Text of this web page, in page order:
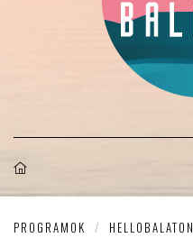
PROGRAMOK / HELLOBALATON